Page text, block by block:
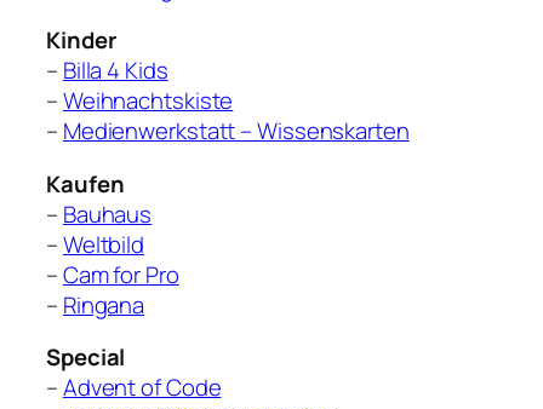
Kinder
– Billa 4 Kids
–Weihnachtskiste
– Medienwerkstatt – Wissenskarten
Kaufen
– Bauhaus
–Weltbild
–Cam for Pro
– Ringana
Special
–Advent of Code